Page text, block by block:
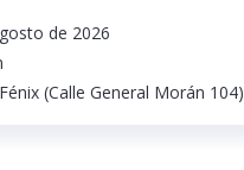
de 2026
(Calle General Morán 104)